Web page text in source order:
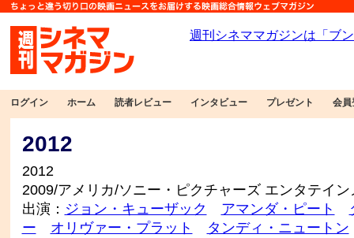
ログイン ホーム 読者レビュー インタビュー プレゼント 会員
2012
2012
2009/アメリカ/ソニー・ピクチャーズ エンタテイン
出演： ジョン・キューザック アマンダ・ピート
ー
オリヴァー・プラット
タンディ・ニュートン